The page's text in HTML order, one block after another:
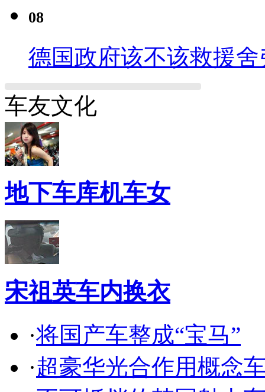
08
德国政府该不该救援舍
车友文化
地下车库机车女
宋祖英车内换衣
·将国产车整成“宝马”
·超豪华光合作用概念